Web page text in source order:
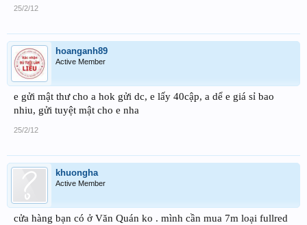
25/2/12
hoanganh89
Active Member
e gửi mật thư cho a hok gửi dc, e lấy 40cập, a dể e giá sỉ bao
nhiu, gửi tuyệt mật cho e nha
25/2/12
khuongha
Active Member
cửa hàng bạn có ở Văn Quán ko . mình cần mua 7m loại fullred